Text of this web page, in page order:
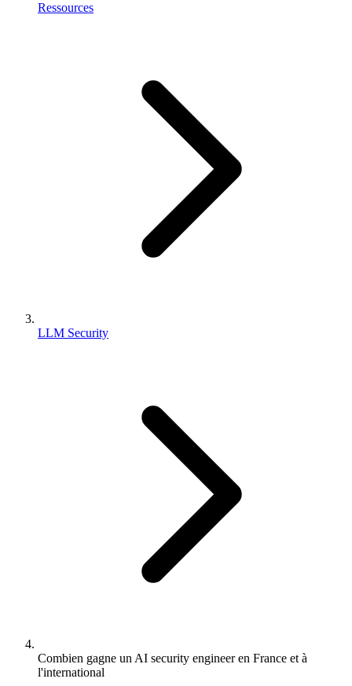
Ressources
LLM Security
Combien gagne un AI security engineer en France et à
l'international